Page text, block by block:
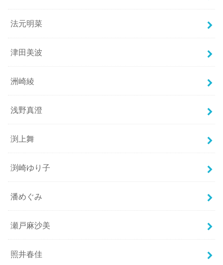
法元明菜
津田美波
洲崎綾
浅野真澄
渕上舞
渕崎ゆり子
潘めぐみ
瀬戸麻沙美
照井春佳